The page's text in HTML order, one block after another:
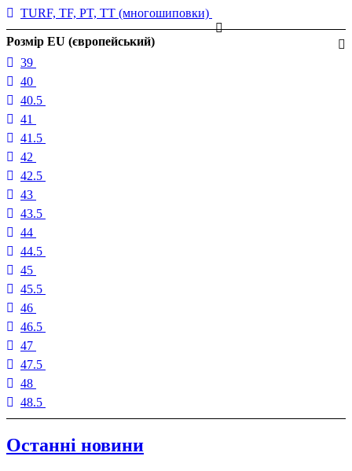
TURF, TF, PT, TT (многошиповки)
Розмір EU (європейський)
39
40
40.5
41
41.5
42
42.5
43
43.5
44
44.5
45
45.5
46
46.5
47
47.5
48
48.5
Останні новини